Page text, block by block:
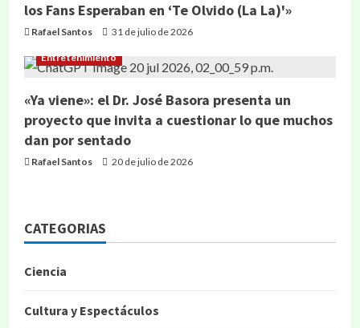
los Fans Esperaban en ‘Te Olvido (La La)'»
Rafael Santos 31 de julio de 2026
Entretenimiento
«Ya viene»: el Dr. José Basora presenta un
proyecto que invita a cuestionar lo que muchos
dan por sentado
Rafael Santos 20 de julio de 2026
CATEGORIAS
Ciencia
Cultura y Espectáculos